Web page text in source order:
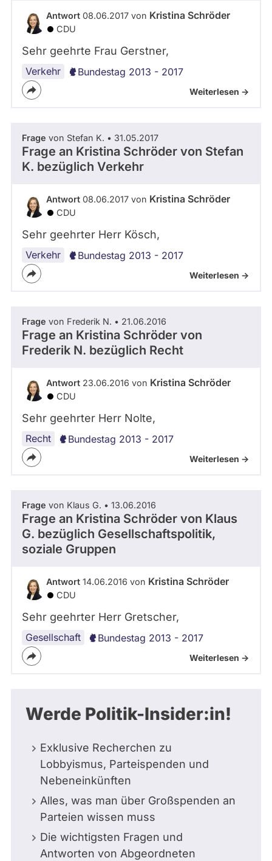
S
A
.
0
abgeordnetenwatch
befragt
werden.
Antwort 08.06.2017 von Kristina Schröder
CDU
Sehr geehrte Frau Gerstner,
Verkehr Bundestag 2013 - 2017
Weiterlesen ->
Frage von Stefan K. • 31.05.2017
Frage an Kristina Schröder von Stefan
K. bezüglich Verkehr
Antwort 08.06.2017 von Kristina Schröder
CDU
Sehr geehrter Herr Kösch,
Verkehr Bundestag 2013 - 2017
Weiterlesen ->
Frage von Frederik N. • 21.06.2016
Frage an Kristina Schröder von
Frederik N. bezüglich Recht
Antwort 23.06.2016 von Kristina Schröder
CDU
Sehr geehrter Herr Nolte,
Recht Bundestag 2013 - 2017
Weiterlesen ->
Frage von Klaus G. • 13.06.2016
Frage an Kristina Schröder von Klaus
G. bezüglich Gesellschaftspolitik,
soziale Gruppen
Antwort 14.06.2016 von Kristina Schröder
CDU
Sehr geehrter Herr Gretscher,
Gesellschaft Bundestag 2013 - 2017
Weiterlesen ->
Werde Politik-Insider:in!
Exklusive Recherchen zu
Lobbyismus, Parteispenden und
Nebeneinkünften
Alles, was man über Großspenden an
Parteien wissen muss
Die wichtigsten Fragen und
Antworten von Abgeordneten